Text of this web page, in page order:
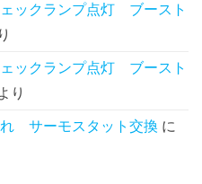
ックランプ点灯 ブースト
ックランプ点灯 ブースト
り
サーモスタット交換 に